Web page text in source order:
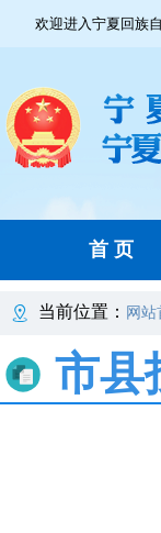
欢迎进入宁夏回族
首 页
当前位置： 网站
市县